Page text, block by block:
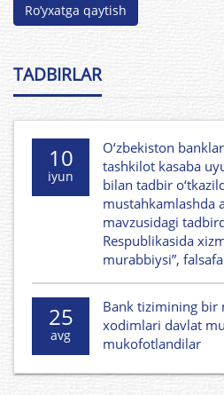
Ro’yxatga qaytish
TADBIRLAR
10
iyun
O‘zbekiston
tashkilot kasaba
bilan tadbir
mustahkamlashda
mavzusidagi
Respublikasida
murabbiysi”,
25
avg
Bank tizimining bir
xodimlari davlat
mukofotlandilar